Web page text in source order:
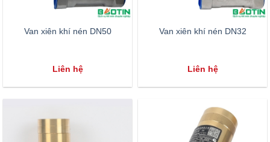
Van xiên khí nén DN50
Liên hệ
Van xiên khí nén DN32
Liên hệ